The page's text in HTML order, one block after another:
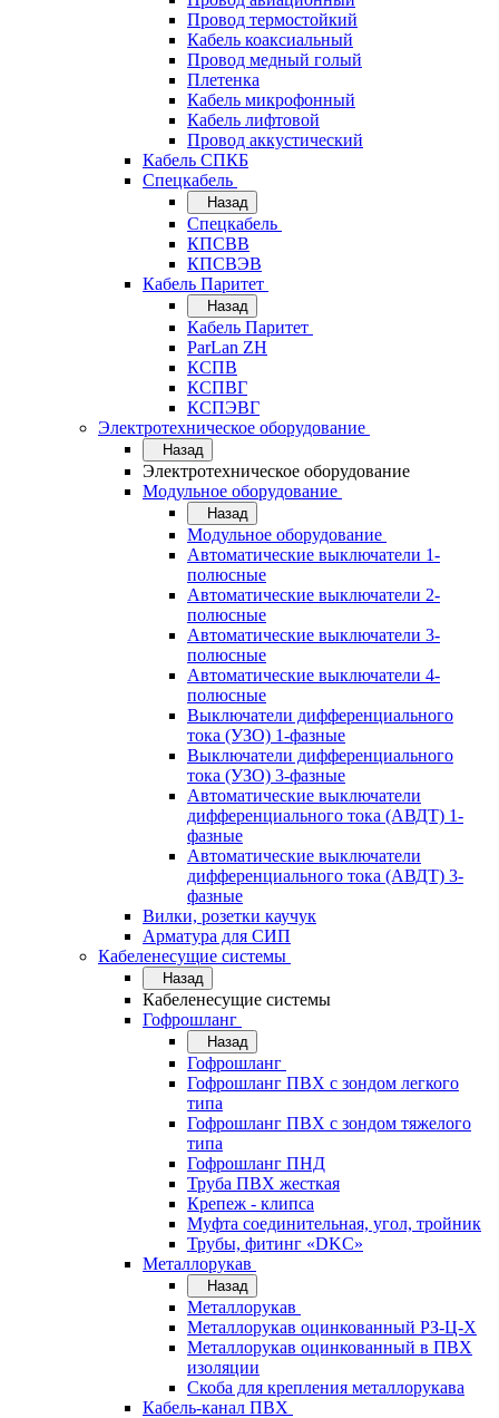
Провод термостойкий
Кабель коаксиальный
Провод медный голый
Плетенка
Кабель микрофонный
Кабель лифтовой
Провод аккустический
Кабель СПКБ
Спецкабель
Назад
Спецкабель
КПСВВ
КПСВЭВ
Кабель Паритет
Назад
Кабель Паритет
ParLan ZH
КСПВ
КСПВГ
КСПЭВГ
Электротехническое оборудование
Назад
Электротехническое оборудование
Модульное оборудование
Назад
Модульное оборудование
Автоматические выключатели 1-
полюсные
Автоматические выключатели 2-
полюсные
Автоматические выключатели 3-
полюсные
Автоматические выключатели 4-
полюсные
Выключатели дифференциального
тока (УЗО) 1-фазные
Выключатели дифференциального
тока (УЗО) 3-фазные
Автоматические выключатели
дифференциального тока (АВДТ) 1-
фазные
Автоматические выключатели
дифференциального тока (АВДТ) 3-
фазные
Вилки, розетки каучук
Арматура для СИП
Кабеленесущие системы
Назад
Кабеленесущие системы
Гофрошланг
Назад
Гофрошланг
Гофрошланг ПВХ с зондом легкого
типа
Гофрошланг ПВХ с зондом тяжелого
типа
Гофрошланг ПНД
Труба ПВХ жесткая
Крепеж - клипса
Муфта соединительная, угол, тройник
Трубы, фитинг «DKC»
Металлорукав
Назад
Металлорукав
Металлорукав оцинкованный РЗ-Ц-Х
Металлорукав оцинкованный в ПВХ
изоляции
Скоба для крепления металлорукава
Кабель-канал ПВХ